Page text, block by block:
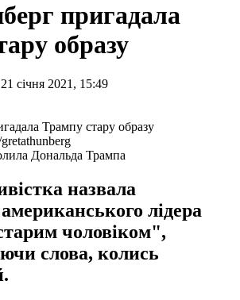
пригадала
образу
січня 2021, 15:49
Дональда Трампа
назвала
лідера
чоловіком",
слова, колись